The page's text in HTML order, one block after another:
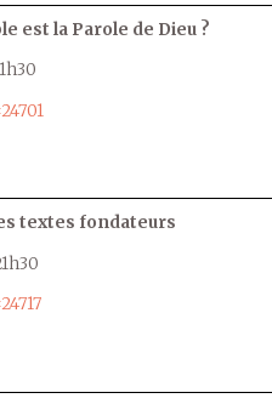
est la Parole de Dieu ?
textes fondateurs